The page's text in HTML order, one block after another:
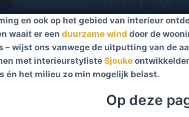
en ook op het gebied van interieur
waait er een duurzame wind door de
wijst ons vanwege de uitputting van de
met interieurstyliste Sjouke
én het milieu zo min mogelijk belast.
Op deze